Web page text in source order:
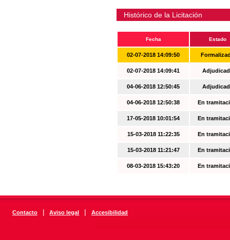
Histórico de la Licitación
Fecha Estado
02-07-2018 14:09:50
02-07-2018 14:09:41
04-06-2018 12:50:45
04-06-2018 12:50:38 En
17-05-2018 10:01:54 En
15-03-2018 11:22:35 En
15-03-2018 11:21:47 En
08-03-2018 15:43:20 En
Contacto | Aviso legal | Accesibilidad